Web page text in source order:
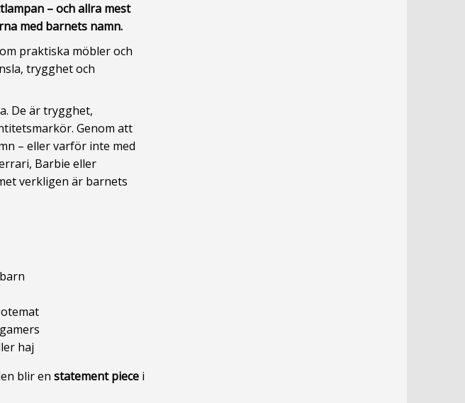
– och allra mest
med barnets namn.
praktiska möbler och
trygghet och
De är trygghet,
Genom att
– eller varför inte med
Barbie eller
verkligen är barnets
haj
blir enstatement piece i